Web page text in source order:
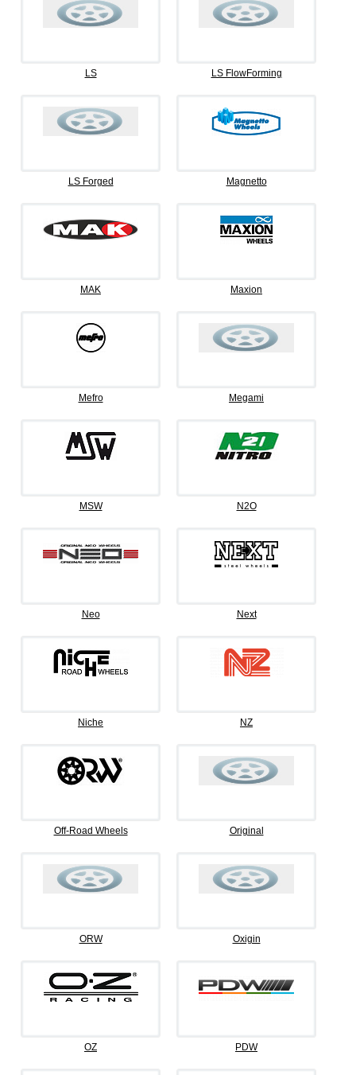
LS LS FlowForming
LS Forged Magnetto
MAK Maxion
Mefro Megami
MSW N2O
Neo Next
Niche NZ
Off-Road Wheels Original
ORW Oxigin
OZ PDW